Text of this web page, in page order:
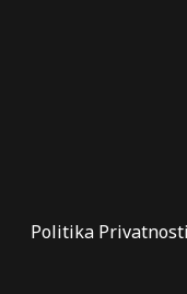
Politika Privatnosti